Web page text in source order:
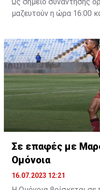
μαζευτούν η ώρα 16:00
δώοσυν το παρών τους
της ομάδας.
Σε επαφές με
Ομόνοια
16.07.2023 12:21